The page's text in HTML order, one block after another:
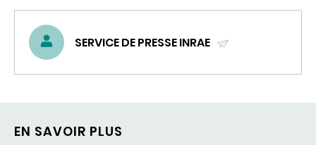
SERVICE DE PRESSE INRAE
UN
EN SAVOIR PLUS